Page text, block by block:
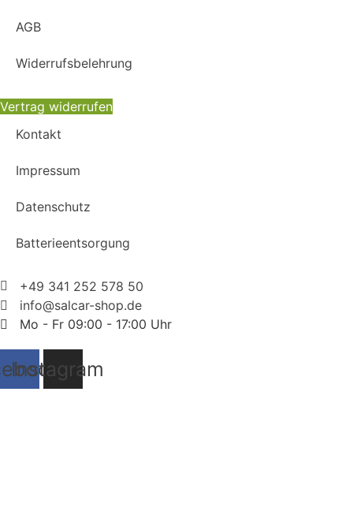
AGB
Widerrufsbelehrung
Vertrag widerrufen
Kontakt
Impressum
Datenschutz
Batterieentsorgung
+49 341 252 578 50
info@salcar-shop.de
Mo - Fr 09:00 - 17:00 Uhr
Instagram